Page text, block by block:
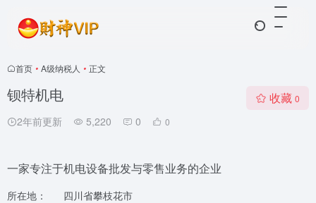
首页 • A级纳税人 • 正文
钡特机电
2年前更新 5,220 0 0
收藏 0
一家专注于机电设备批发与零售业务的企业
所在地：
四川省攀枝花市